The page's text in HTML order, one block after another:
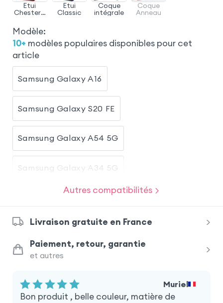
Etui
Chesterfi
Etui
Classic
Coque
intégrale
Coque
Anneau
Modèle:
10+ modèles populaires disponibles pour cet
article
Samsung Galaxy A16
Samsung Galaxy S20 FE
Samsung Galaxy A54 5G
Samsung Galaxy A34 5G
Samsung Galaxy A33 5G
iPhone 12 Samsung Galaxy A22 5G
Samsung Galaxy A21s
Samsung Galaxy S22 Plus
Autres compatibilités
Livraison gratuite en France
Paiement, retour, garantie
et autres
Muriel
Bon produit , belle couleur, matière de